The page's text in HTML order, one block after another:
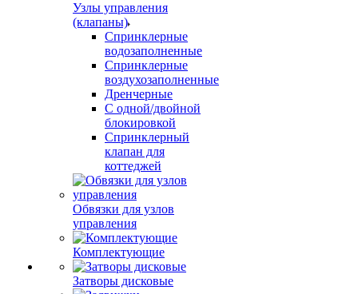
Узлы управления
(клапаны)
Спринклерные
водозаполненные
Спринклерные
воздухозаполненные
Дренчерные
С одной/двойной
блокировкой
Спринклерный
клапан для
коттеджей
Обвязки для узлов
управления
Комплектующие
Затворы дисковые